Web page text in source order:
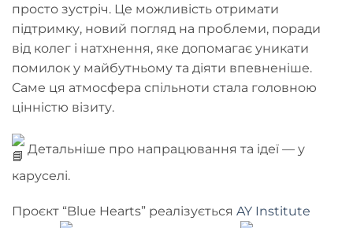
просто зустріч. Це можливість отримати
підтримку, новий погляд на проблеми, поради
від колег і натхнення, яке допомагає уникати
помилок у майбутньому та діяти впевненіше.
Саме ця атмосфера спільноти стала головною
цінністю візиту.
Детальніше про напрацювання та ідеї — у
каруселі.
Проєкт “Blue Hearts” реалізується AY Institute